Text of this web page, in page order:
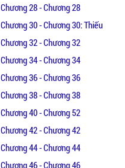
Chương 28 - Chương 28
Chương 30 - Chương 30: Thiếu
Chương 32 - Chương 32
Chương 34 - Chương 34
Chương 36 - Chương 36
Chương 38 - Chương 38
Chương 40 - Chương 52
Chương 42 - Chương 42
Chương 44 - Chương 44
Chương 46 - Chương 46